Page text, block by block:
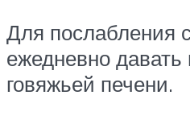
Для послабления
ежедневно давать
говяжьей печени.